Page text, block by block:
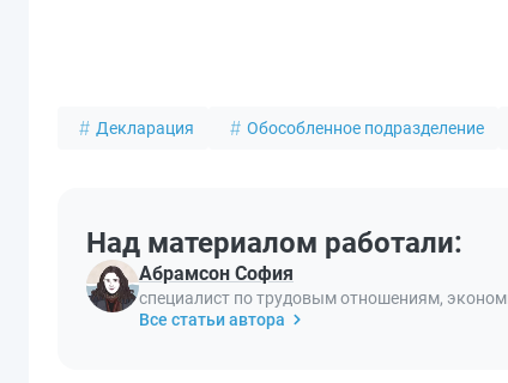
Декларация Обособленное подразделение
Над материалом работали:
Абрамсон София
специалист по трудовым отношениям,
Все статьи автора